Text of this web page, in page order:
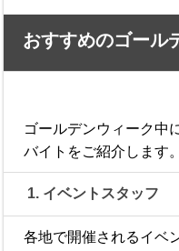
おすすめのゴール
ゴールデンウィーク中
バイトをご紹介します。
1. イベントスタッフ
各地で開催されるイベ